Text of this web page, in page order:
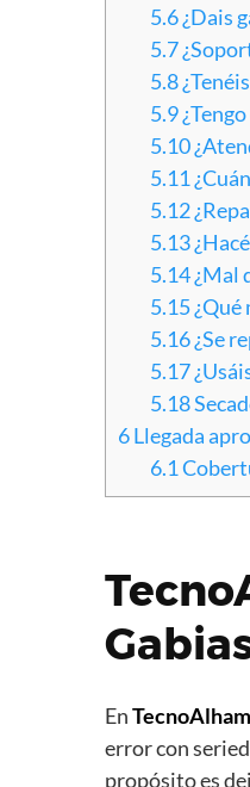
5.6¿Dais
5.7
5.8
5.9
5.10
5.11
5.12
5.13
5.14¿Mal
5.15
5.16¿Se
5.17
5.18
6Llegada
6.1
En
error con
propósito es